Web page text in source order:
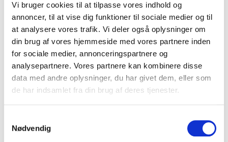
Vi bruger cookies til at tilpasse vores indhold og
annoncer, til at vise dig funktioner til sociale medier og til
at analysere vores trafik. Vi deler også oplysninger om
din brug af vores hjemmeside med vores partnere inden
for sociale medier, annonceringspartnere og
analysepartnere. Vores partnere kan kombinere disse
data med andre oplysninger, du har givet dem, eller som
de har indsamlet fra din brug af deres tjenester.
Nødvendig
skyldes, at når du får en ny bygningsdel også opnår
en forlænget levetid i forhold til den ældre
bygningsdel, du købte huset med. Så hvis vi f.eks.
dækker en skade i din gulvkonstruktion, og trægulvet
i forbindelse med udbedringen udskiftes med et nyt,
vil der blive afskrevet i din erstatningssum for den
forlængede levetid, du opnår ved at få et helt nyt
Det er almindeligt ertstatningsretligt princip i
bygningsskadeforsikringer, at der afskrives for slid og